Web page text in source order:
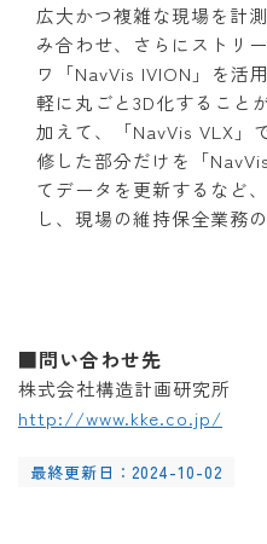
広大かつ複雑な現場を計
み合わせ、さらにストリ
ワ「NavVis IVION」を活
軽に丸ごと3D化すること
加えて、「NavVis VLX」
修した部分だけを「
てデータを更新するなど
し、現場の維持保全業務
■問い合わせ先
株式会社構造計画研究所
http://www.kke.co.jp/
最終更新日：2024-10-02